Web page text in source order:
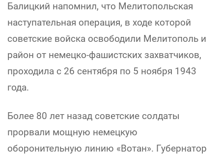
Балицкий напомнил, что Мелитопольская
наступательная операция, в ходе которой
советские войска освободили Мелитополь и
район от немецко-фашистских захватчиков,
проходила с 26 сентября по 5 ноября 1943
года.
Более 80 лет назад советские солдаты
прорвали мощную немецкую
оборонительную линию «Вотан». Губернатор